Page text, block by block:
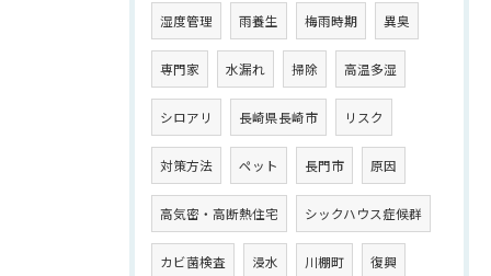
湿度管理 雨養生 梅雨時期 異臭
専門家 水漏れ 掃除 高温多湿
シロアリ 長崎県長崎市 リスク
対策方法 ペット 長門市 原因
高気密・高断熱住宅 シックハウス症候群
カビ菌検査 浸水 川棚町 復興